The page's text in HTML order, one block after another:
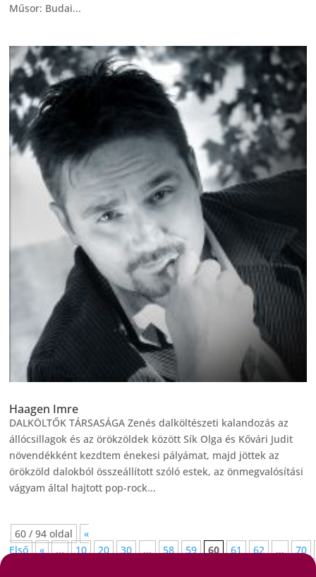
Műsor: Budai...
Haagen Imre
DALKÖLTŐK TÁRSASÁGA Zenés dalköltészeti kalandozás az
állócsillagok és az örökzöldek között Sík Olga és Kővári Judit
növendékként kezdtem énekesi pályámat, majd jöttek az
örökzöld dalokból összeállított szóló estek, az önmegvalósítási
vágyam által hajtott pop-rock...
60 / 94 oldal
«
Első
« ... 10 20 30 ... 58 59 60 61 62 ...
70